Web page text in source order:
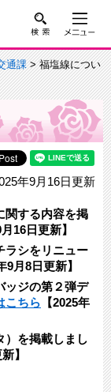
通課> 福塩線につい
年9月16日更新
関する内容を掲
16日更新】
ラシをリニュー
9月8日更新】
ッジの第２弾デ
こちら 【2025年
）を掲載しまし
】